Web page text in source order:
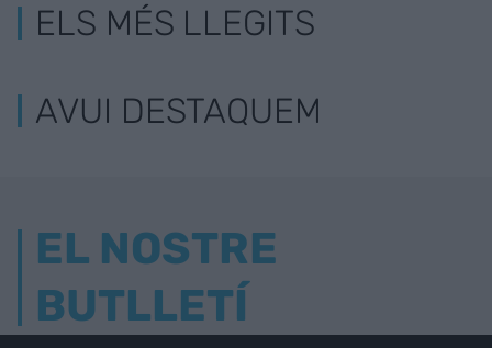
ELS MÉS LLEGITS
AVUI DESTAQUEM
EL NOSTRE
BUTLLETÍ